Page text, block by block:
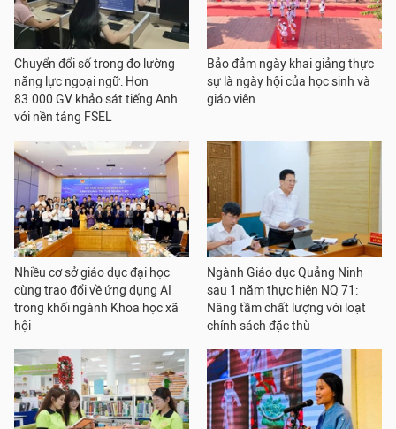
Chuyển đổi số trong đo lường
năng lực ngoại ngữ: Hơn
83.000 GV khảo sát tiếng Anh
với nền tảng FSEL
Bảo đảm ngày khai giảng thực
sự là ngày hội của học sinh và
giáo viên
Nhiều cơ sở giáo dục đại học
cùng trao đổi về ứng dụng AI
trong khối ngành Khoa học xã
hội
Ngành Giáo dục Quảng Ninh
sau 1 năm thực hiện NQ 71:
Nâng tầm chất lượng với loạt
chính sách đặc thù